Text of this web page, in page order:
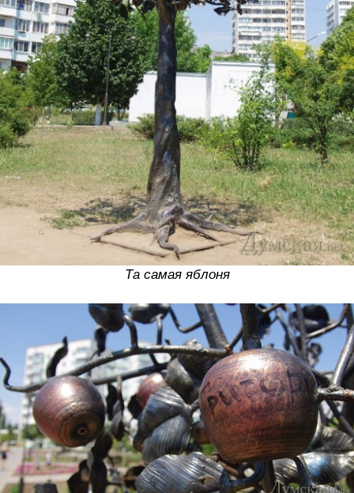
Та самая яблоня